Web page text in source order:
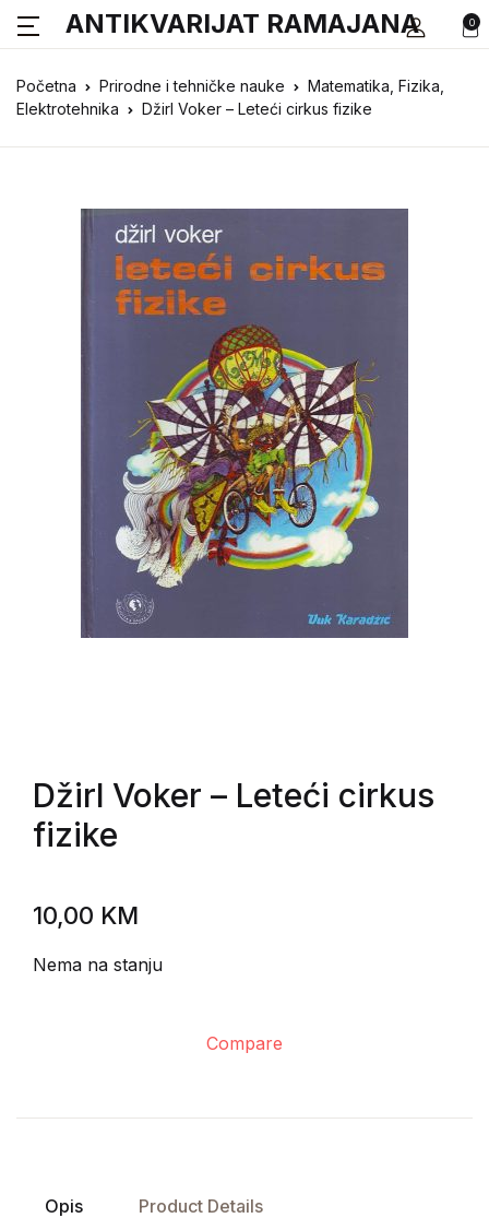
0
ANTIKVARIJAT RAMAJANA
Početna Prirodne i tehničke nauke
Matematika, Fizika,
Elektrotehnika
Džirl Voker – Leteći cirkus fizike
Džirl Voker – Leteći cirkus
fizike
10,00 KM
Nema na stanju
Compare
Opis Product Details